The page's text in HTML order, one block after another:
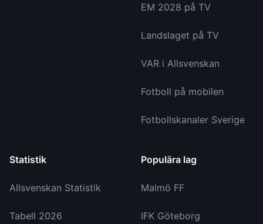
EM 2028 på TV
Landslaget på TV
VAR i Allsvenskan
Fotboll på mobilen
Fotbollskanaler Sverige
Statistik
Allsvenskan Statistik
Tabell 2026
Populära lag
Malmö FF
IFK Göteborg